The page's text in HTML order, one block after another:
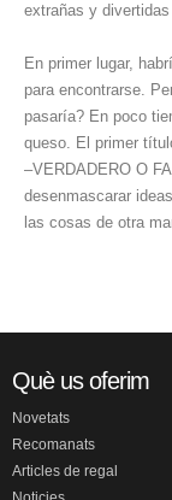
extrañas y
En primer lugar,
para encontrarse.
pasaría? En poco
queso. El primer
–VERDADERO O
desenmascarar
las cosas de otra
Què us oferim
Novetats
Recomanats
Articles de regal